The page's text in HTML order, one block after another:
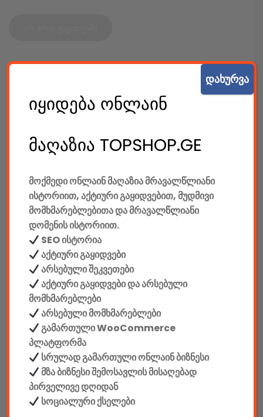
დინამიკები კომპიუტერები & აქსესუარები,
სხვა დინამიკები,ტექ. აქსესუარები
აღწერა დამატებითი ინფორმაცია
ᲐᲦᲬᲔᲠᲐ
მწარმოებელი: SVEN
კვება: უსადენო / დენი
სიმძლავრე: 18 (2 × 9) watt
მხარდაჭერა: Bluetooth, USB & MicroSD card slot for direct
MP3 playback & 3.5mm AUX input, FM radio
სპიკერის ზომა: Ø 95
იყიდება ონლაინ
მაღაზია TOPSHOP.GE
მოქმედი ონლაინ მაღაზია მრავალწლიანი
ისტორიით, აქტიური გაყიდვებით, მუდმივი
მომხმარებლებითა და მრავალწლიანი
დომენის ისტორიით.
SEO ისტორია
აქტიური გაყიდვები
არსებული შეკვეთები
აქტიური გაყიდვები და არსებული
მომხმარებლები
არსებული მომხმარებლები
გამართული WooCommerce
პლატფორმა
სრულად გამართული ონლაინ ბიზნესი
მზა ბიზნესი შემოსავლის მისაღებად
პირველივე დღიდან
სოციალური ქსელები
დახურვა